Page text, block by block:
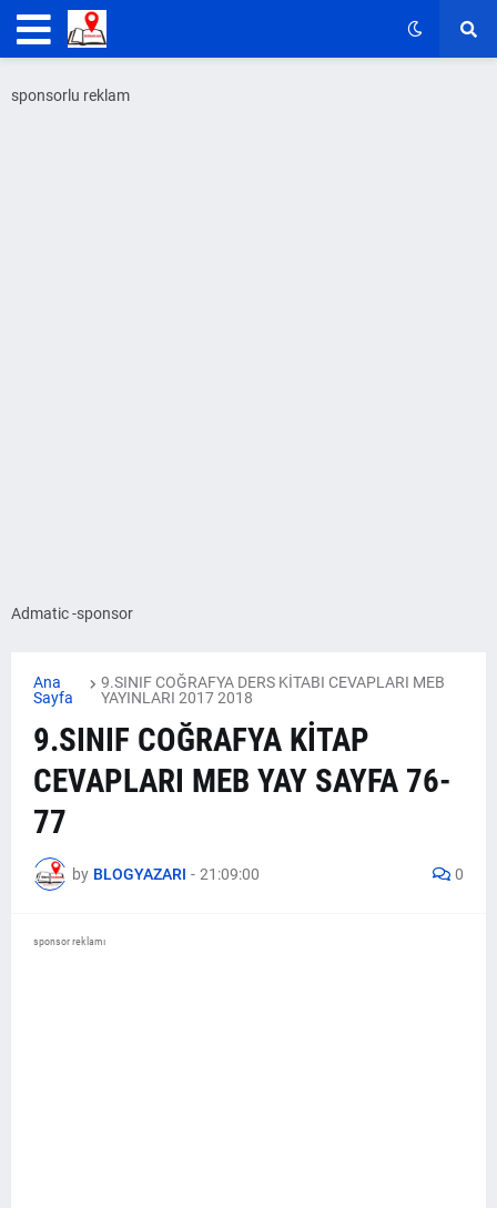
sponsorlu reklam
Admatic -sponsor
Ana
Sayfa
9.SINIF COĞRAFYA DERS KİTABI CEVAPLARI MEB
YAYINLARI 2017 2018
9.SINIF COĞRAFYA KİTAP
CEVAPLARI MEB YAY SAYFA 76-
77
by BLOGYAZARI - 21:09:00 0
sponsor reklamı